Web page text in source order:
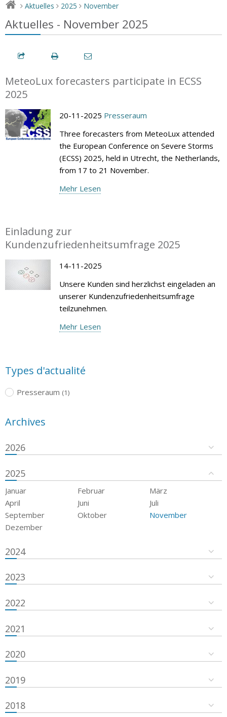
> Aktuelles > 2025 > November
Aktuelles - November 2025
MeteoLux forecasters participate in ECSS
2025
20-11-2025 Presseraum
Three forecasters from MeteoLux attended
the European Conference on Severe Storms
(ECSS) 2025, held in Utrecht, the Netherlands,
from 17 to 21 November.
Mehr Lesen
Einladung zur
Kundenzufriedenheitsumfrage 2025
14-11-2025
Unsere Kunden sind herzlichst eingeladen an
unserer Kundenzufriedenheitsumfrage
teilzunehmen.
Mehr Lesen
Types d'actualité
Presseraum (1)
Archives
2026
2025
Januar Februar
März
April
Juni
Juli
September
Oktober
November
Dezember
2024
2023
2022
2021
2020
2019
2018